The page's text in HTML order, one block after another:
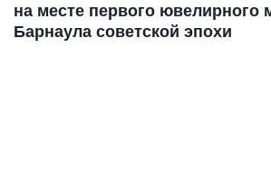
на месте первого ювелирного
Барнаула советской эпохи